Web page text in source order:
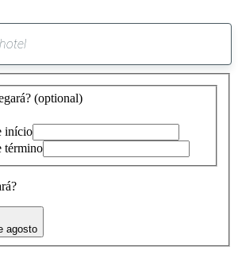
sugestão
encontrada
(optional)
início
término
agosto